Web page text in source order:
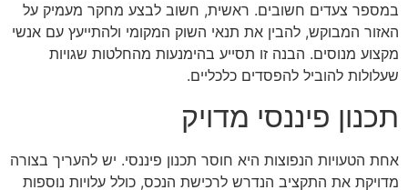
במספר צעדים חשובים. ראשית, חשוב לבצע מחקר מעמיק על
האזור המבוקש, להבין את תנאי השוק המקומי ולהתייעץ עם אנשי
מקצוע מנוסים. הבנה זו תסייע בהימנעות מהחלטות שגויות
שעלולות להוביל להפסדים כלכליים.
תכנון פיננסי מדויק
אחת הטעויות הנפוצות היא חוסר תכנון פיננסי. יש להעריך בצורה
מדויקת את התקציב הנדרש לרכישת הנכס, כולל עלויות נוספות